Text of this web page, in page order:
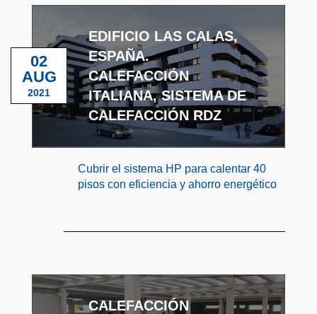
EDIFICIO LAS CALAS,
ESPAÑA.
CALEFACCIÓN
ITALIANA, SISTEMA DE
CALEFACCIÓN RDZ
02
AUG
2021
Cubrir el sistema HP para calentar 40
pisos con eficiencia y ahorro energético
CALEFACCIÓN